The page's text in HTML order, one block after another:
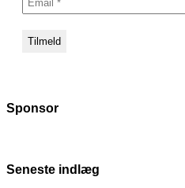
Sponsor
Seneste indlæg